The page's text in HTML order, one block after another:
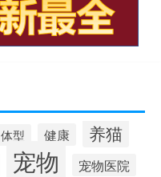
体型 健康 养猫
宠物 宠物医院